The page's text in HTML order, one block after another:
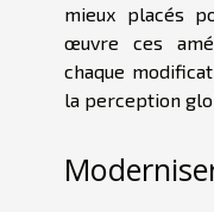
mieux placés
œuvre ces
chaque
la perception